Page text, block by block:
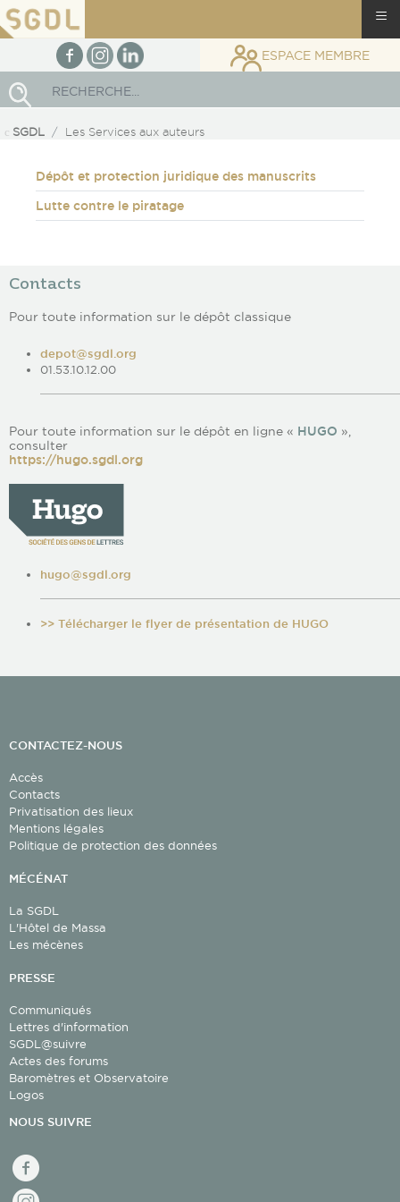
facebookInstagram
linkedin ESPACE MEMBRE
SGDL Les Services aux auteurs
Dépôt et protection juridique des manuscrits
Lutte contre le piratage
Contacts
Pour toute information sur le dépôt classique
depot@sgdl.org
01.53.10.12.00
Pour toute information sur le dépôt en ligne « HUGO »,
consulter
https://hugo.sgdl.org
hugo@sgdl.org
>> Télécharger le flyer de présentation de HUGO
CONTACTEZ-NOUS
Accès
Contacts
Privatisation des lieux
Mentions légales
Politique de protection des données
MÉCÉNAT
La SGDL
L'Hôtel de Massa
Les mécènes
PRESSE
Communiqués
Lettres d'information
SGDL@suivre
Actes des forums
Baromètres et Observatoire
Logos
NOUS SUIVRE
facebook
Instagram
≡